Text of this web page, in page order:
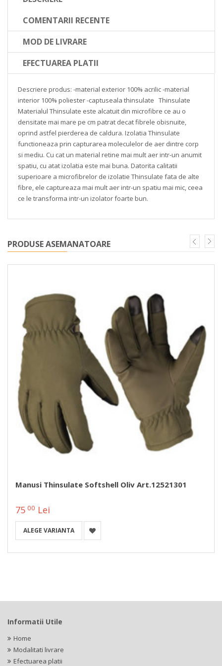
COMENTARII RECENTE
MOD DE LIVRARE
EFECTUAREA PLATII
Descriere produs: -material exterior 100% acrilic -material
interior 100% poliester -captuseala thinsulate Thinsulate
Materialul Thinsulate este alcatuit din microfibre ce au o
densitate mai mare pe cm patrat decat fibrele obisnuite,
oprind astfel pierderea de caldura. Izolatia Thinsulate
functioneaza prin capturarea moleculelor de aer dintre corp
si mediu. Cu cat un material retine mai mult aer intr-un anumit
spatiu, cu atat izolatia este mai buna. Datorita calitatii
superioare a microfibrelor de izolatie Thinsulate fata de alte
fibre, ele captureaza mai mult aer intr-un spatiu mai mic, ceea
ce le transforma intr-un izolator foarte bun.
PRODUSE ASEMANATOARE
Manusi Thinsulate Softshell Oliv Art.12521301
75 00 Lei
ALEGE VARIANTA
Informatii Utile
Home
Modalitati livrare
Efectuarea platii